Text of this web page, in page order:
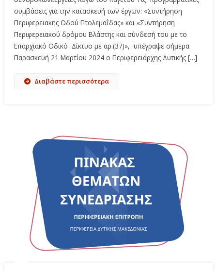
συμβάσεις για την κατασκευή των έργων: «Συντήρηση
Περιφερειακής Οδού Πτολεμαΐδας» και «Συντήρηση
Περιφερειακού δρόμου Βλάστης και σύνδεσή του με το
Επαρχιακό Οδικό Δίκτυο με αρ.(37)», υπέγραψε σήμερα
Παρασκευή 21 Μαρτίου 2024 ο Περιφερειάρχης Δυτικής […]
Διαβάστε περισσότερα